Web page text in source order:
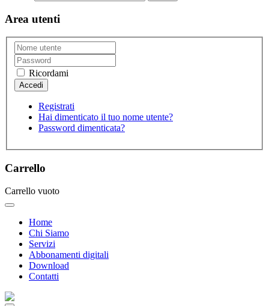
Area utenti
Ricordami
Registrati
Hai dimenticato il tuo nome utente?
Password dimenticata?
Carrello
Carrello vuoto
Home
Chi Siamo
Servizi
Abbonamenti digitali
Download
Contatti